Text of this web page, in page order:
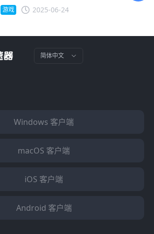
游戏 2025-06-24
简体中文
Windows 客户端
macOS 客户端
iOS 客户端
Android 客户端